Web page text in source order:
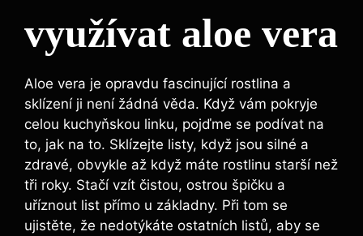
využívat aloe vera
Aloe vera je opravdu fascinující rostlina a
sklízení ji není žádná věda. Když vám pokryje
celou kuchyňskou linku, pojďme se podívat na
to, jak na to. Sklízejte listy, když jsou silné a
zdravé, obvykle až když máte rostlinu starší než
tři roky. Stačí vzít čistou, ostrou špičku a
uříznout list přímo u základny. Při tom se
ujistěte, že nedotýkáte ostatních listů, aby se